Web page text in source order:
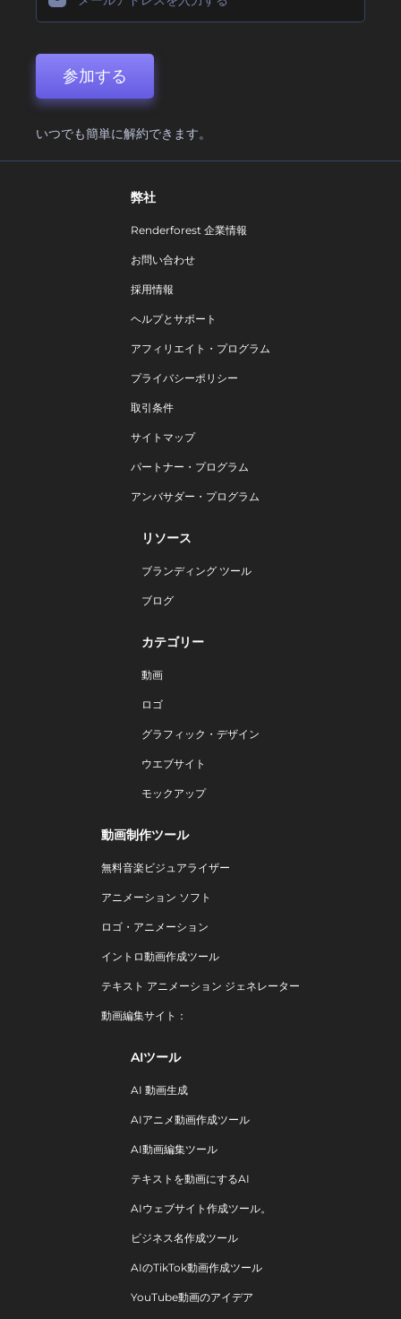
参加する
いつでも簡単に解約できます。
弊社
Renderforest 企業情報
お問い合わせ
採用情報
ヘルプとサポート
アフィリエイト・プログラム
プライバシーポリシー
取引条件
サイトマップ
パートナー・プログラム
アンバサダー・プログラム
リソース
ブランディング ツール
ブログ
カテゴリー
動画
ロゴ
グラフィック・デザイン
ウエブサイト
モックアップ
動画制作ツール
無料音楽ビジュアライザー
アニメーション ソフト
ロゴ・アニメーション
イントロ動画作成ツール
テキスト アニメーション ジェネレーター
動画編集サイト：
AIツール
AI 動画生成
AIアニメ動画作成ツール
AI動画編集ツール
テキストを動画にするAI
AIウェブサイト作成ツール。
ビジネス名作成ツール
AIのTikTok動画作成ツール
YouTube動画のアイデア